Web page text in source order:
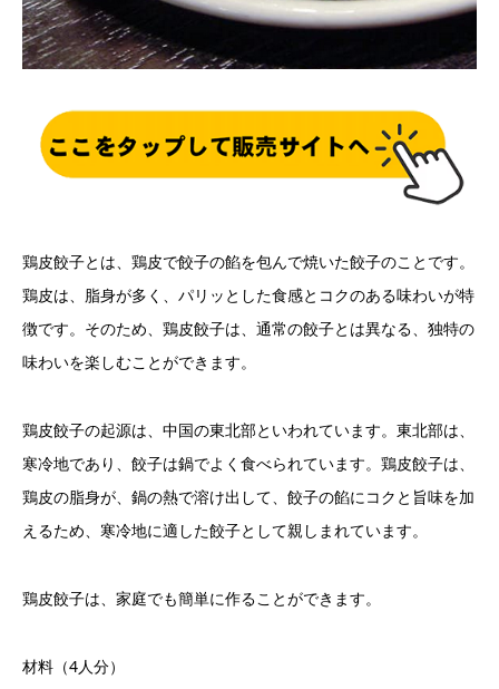
鶏皮餃子とは、鶏皮で餃子の餡を包んで焼いた餃子のことです。
鶏皮は、脂身が多く、パリッとした食感とコクのある味わいが特
徴です。そのため、鶏皮餃子は、通常の餃子とは異なる、独特の
味わいを楽しむことができます。
鶏皮餃子の起源は、中国の東北部といわれています。東北部は、
寒冷地であり、餃子は鍋でよく食べられています。鶏皮餃子は、
鶏皮の脂身が、鍋の熱で溶け出して、餃子の餡にコクと旨味を加
えるため、寒冷地に適した餃子として親しまれています。
鶏皮餃子は、家庭でも簡単に作ることができます。
材料（4人分）